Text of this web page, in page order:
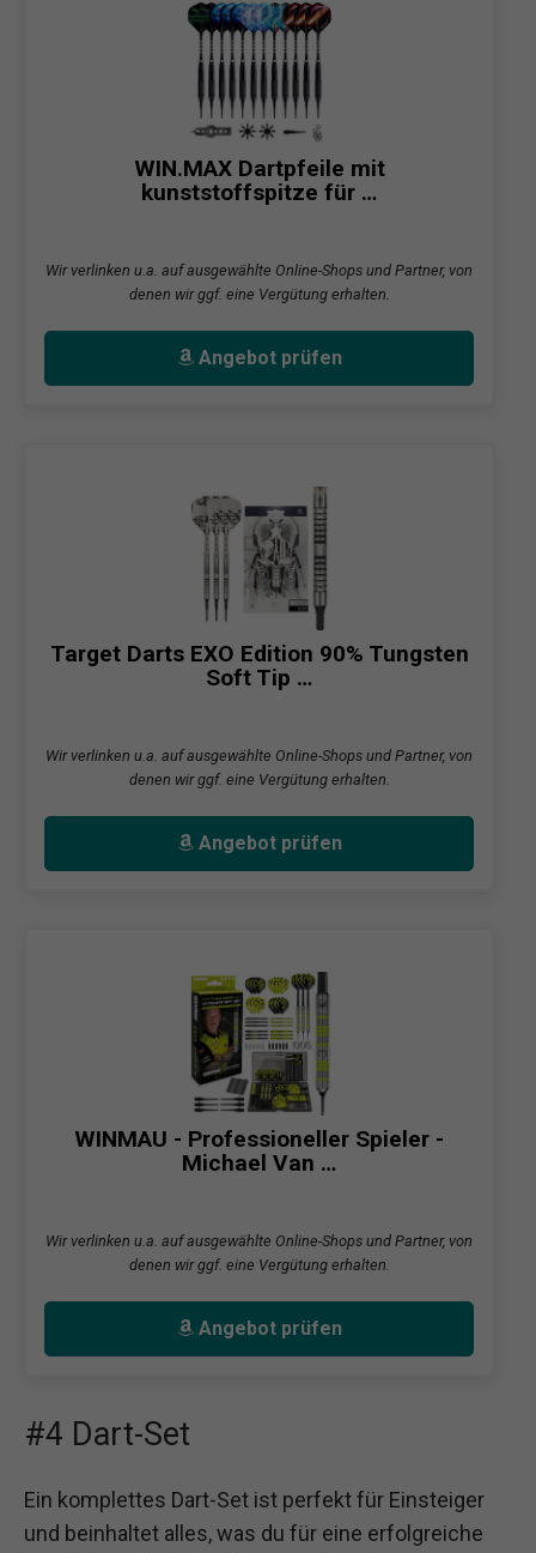
WIN.MAX Dartpfeile mit
kunststoffspitze für …
Wir verlinken u.a. auf ausgewählte Online-Shops und Partner, von
denen wir ggf. eine Vergütung erhalten.
Angebot prüfen
Target Darts EXO Edition 90% Tungsten
Soft Tip …
Wir verlinken u.a. auf ausgewählte Online-Shops und Partner, von
denen wir ggf. eine Vergütung erhalten.
Angebot prüfen
WINMAU - Professioneller Spieler -
Michael Van …
Wir verlinken u.a. auf ausgewählte Online-Shops und Partner, von
denen wir ggf. eine Vergütung erhalten.
Angebot prüfen
#4 Dart-Set
Ein komplettes Dart-Set ist perfekt für Einsteiger
und beinhaltet alles, was du für eine erfolgreiche